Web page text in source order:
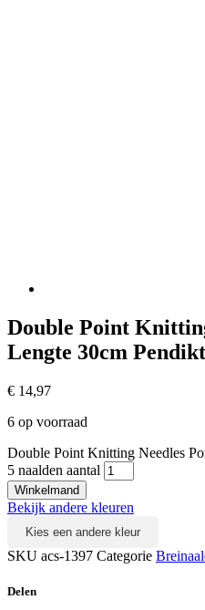
Double Point
Lengte 30cm
€ 14,97
6 op voorraad
Double Point Knitting Needles
5 naalden aantal
Winkelmand
Bekijk andere kleuren
Kies een andere kleur
SKU acs-1397 Categorie
Delen